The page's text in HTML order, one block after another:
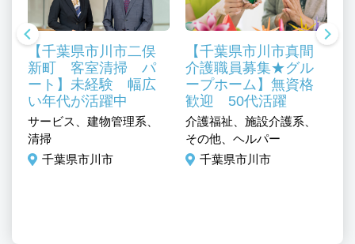
【千葉県市川市二俣
新町 客室清掃 パ
ート】未経験 幅広
い年代が活躍中
サービス、建物管理系、
清掃
千葉県市川市
【千葉県市川市真間
介護職員募集★グル
ープホーム】無資格
歓迎 50代活躍
介護福祉、施設介護系、
その他、ヘルパー
千葉県市川市